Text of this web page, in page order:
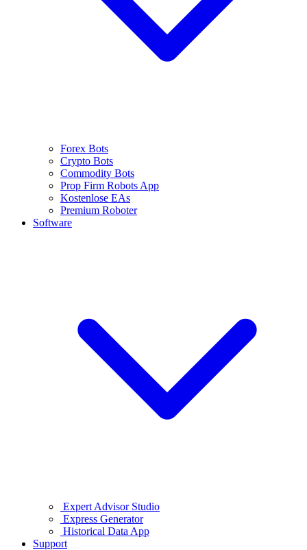
Forex Bots
Crypto Bots
Commodity Bots
Prop Firm Robots App
Kostenlose EAs
Premium Roboter
Software
Expert Advisor Studio
Express Generator
Historical Data App
Support